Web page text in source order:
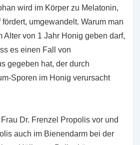
wird im Körper zu Melatonin,
umgewandelt. Warum man
Alter von 1 Jahr Honig geben darf,
es einen Fall von
gegeben hat, der durch
Sporen im Honig verursacht
Dr. Frenzel Propolis vor und
auch im Bienendarm bei der